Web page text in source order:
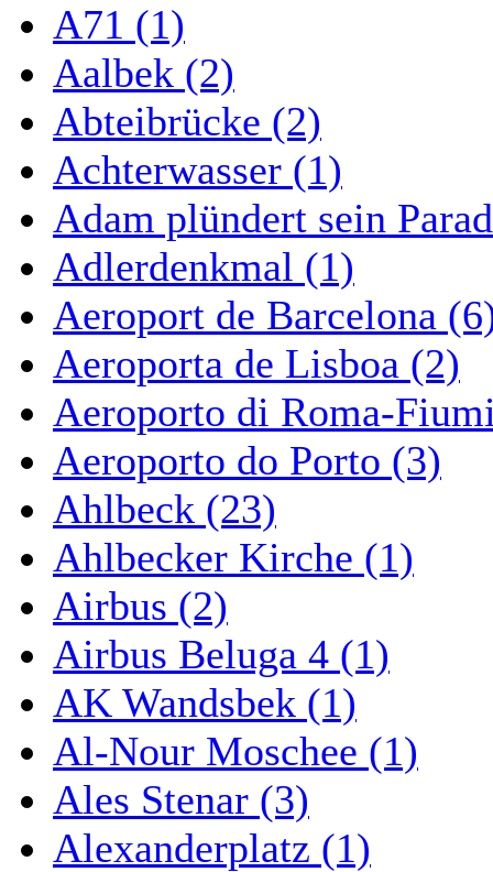
A71 (1)
Aalbek (2)
Abteibrücke (2)
Achterwasser (1)
Adam plündert sein
Adlerdenkmal (1)
Aeroport de Barcelona
Aeroporta de Lisboa (2)
Aeroporto di Roma-
Aeroporto do Porto (3)
Ahlbeck (23)
Ahlbecker Kirche (1)
Airbus (2)
Airbus Beluga 4 (1)
AK Wandsbek (1)
Al-Nour Moschee (1)
Ales Stenar (3)
Alexanderplatz (1)